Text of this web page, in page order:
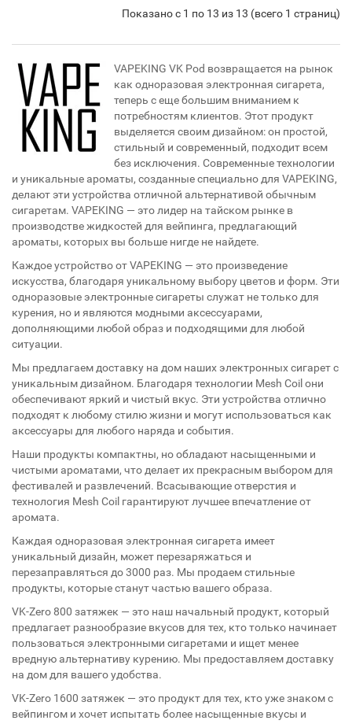
Показано с 1 по 13 из 13 (всего 1 страниц)
VAPEKING VK Pod возвращается на рынок
как одноразовая электронная сигарета,
теперь с еще большим вниманием к
потребностям клиентов. Этот продукт
выделяется своим дизайном: он простой,
стильный и современный, подходит всем
без исключения. Современные технологии
и уникальные ароматы, созданные специально для VAPEKING,
делают эти устройства отличной альтернативой обычным
сигаретам. VAPEKING — это лидер на тайском рынке в
производстве жидкостей для вейпинга, предлагающий
ароматы, которых вы больше нигде не найдете.
Каждое устройство от VAPEKING — это произведение
искусства, благодаря уникальному выбору цветов и форм. Эти
одноразовые электронные сигареты служат не только для
курения, но и являются модными аксессуарами,
дополняющими любой образ и подходящими для любой
ситуации.
Мы предлагаем доставку на дом наших электронных сигарет с
уникальным дизайном. Благодаря технологии Mesh Coil они
обеспечивают яркий и чистый вкус. Эти устройства отлично
подходят к любому стилю жизни и могут использоваться как
аксессуары для любого наряда и события.
Наши продукты компактны, но обладают насыщенными и
чистыми ароматами, что делает их прекрасным выбором для
фестивалей и развлечений. Всасывающие отверстия и
технология Mesh Coil гарантируют лучшее впечатление от
аромата.
Каждая одноразовая электронная сигарета имеет
уникальный дизайн, может перезаряжаться и
перезаправляться до 3000 раз. Мы продаем стильные
продукты, которые станут частью вашего образа.
VK-Zero 800 затяжек — это наш начальный продукт, который
предлагает разнообразие вкусов для тех, кто только начинает
пользоваться электронными сигаретами и ищет менее
вредную альтернативу курению. Мы предоставляем доставку
на дом для вашего удобства.
VK-Zero 1600 затяжек — это продукт для тех, кто уже знаком с
вейпингом и хочет испытать более насыщенные вкусы и